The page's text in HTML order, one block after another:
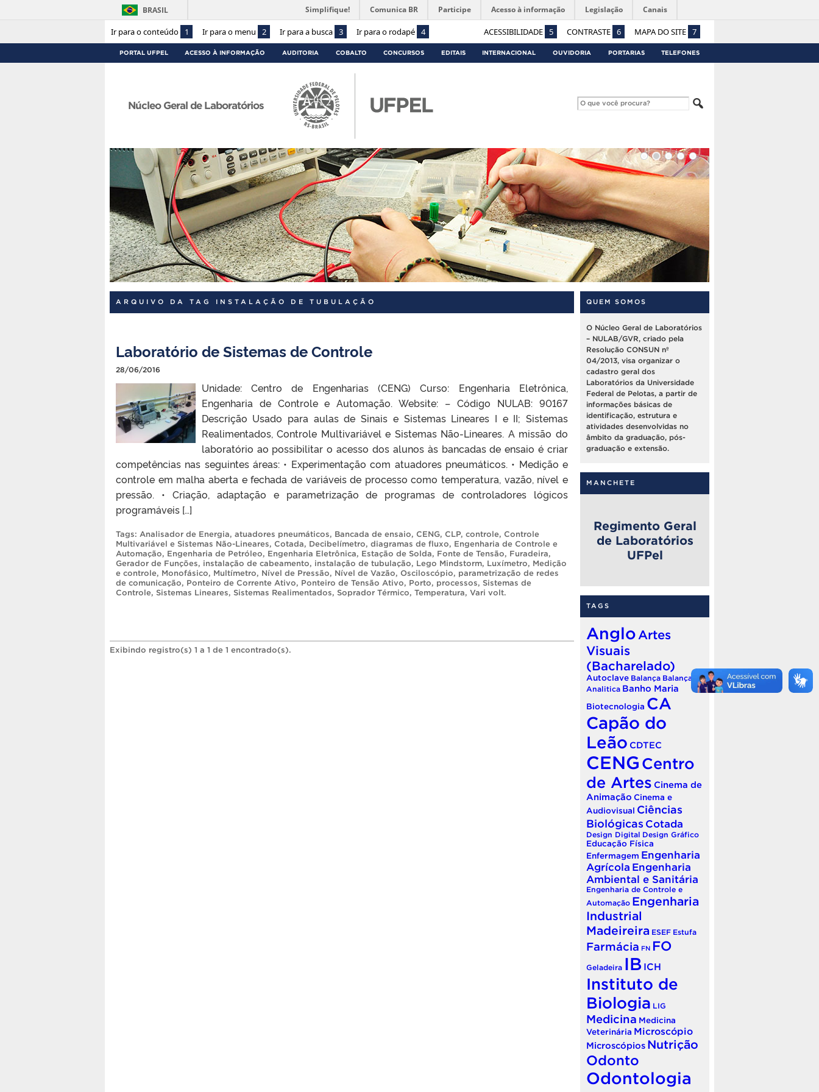
Ir para o conteúdo 1 Ir para o menu 2 Ir para a busca 3 Ir para o rodapé 4 ACESSIBILIDADE 5 CONTRASTE 6 MAPA DO SITE 7
BRASIL Simplifique! Comunica BR Participe Acesso à informação Legislação Canais
PORTAL UFPEL ACESSO À INFORMAÇÃO AUDITORIA COBALTO CONCURSOS EDITAIS INTERNACIONAL OUVIDORIA PORTARIAS TELEFONES
Núcleo Geral de Laboratórios
ARQUIVO DA TAG INSTALAÇÃO DE TUBULAÇÃO
Laboratório de Sistemas de Controle
28/06/2016
Unidade: Centro de Engenharias (CENG) Curso: Engenharia Eletrônica,
Engenharia de Controle e Automação. Website: – Código NULAB: 90167
Descrição Usado para aulas de Sinais e Sistemas Lineares I e II; Sistemas
Realimentados, Controle Multivariável e Sistemas Não-Lineares. A missão do
laboratório ao possibilitar o acesso dos alunos às bancadas de ensaio é criar
competências nas seguintes áreas: • Experimentação com atuadores pneumáticos. • Medição e
controle em malha aberta e fechada de variáveis de processo como temperatura, vazão, nível e
pressão. • Criação, adaptação e parametrização de programas de controladores lógicos
programáveis […]
Tags: Analisador de Energia, atuadores pneumáticos, Bancada de ensaio, CENG, CLP, controle, Controle
Multivariável e Sistemas Não-Lineares, Cotada, Decibelímetro, diagramas de fluxo, Engenharia de Controle e
Automação, Engenharia de Petróleo, Engenharia Eletrônica, Estação de Solda, Fonte de Tensão, Furadeira,
Gerador de Funções, instalação de cabeamento, instalação de tubulação, Lego Mindstorm, Luxímetro, Medição
e controle, Monofásico, Multímetro, Nível de Pressão, Nível de Vazão, Osciloscópio, parametrização de redes
de comunicação, Ponteiro de Corrente Ativo, Ponteiro de Tensão Ativo, Porto, processos, Sistemas de
Controle, Sistemas Lineares, Sistemas Realimentados, Soprador Térmico, Temperatura, Vari volt.
Exibindo registro(s) 1 a 1 de 1 encontrado(s).
QUEM SOMOS
O Núcleo Geral de Laboratórios
– NULAB/GVR, criado pela
Resolução CONSUN nº
04/2013, visa organizar o
cadastro geral dos
Laboratórios da Universidade
Federal de Pelotas, a partir de
informações básicas de
identificação, estrutura e
atividades desenvolvidas no
âmbito da graduação, pós-
graduação e extensão.
MANCHETE
Regimento Geral
de Laboratórios
UFPel
TAGS
Anglo Artes
Visuais
(Bacharelado)
Autoclave Balança Balança
Analitica Banho Maria
Biotecnologia CA
Capão do
Leão CDTEC
CENG Centro
de Artes Cinema de
Animação Cinema e
Audiovisual Ciências
Biológicas Cotada
Design Digital Design Gráfico
Educação Física
Enfermagem Engenharia
Agrícola Engenharia
Ambiental e Sanitária
Engenharia de Controle e
Automação Engenharia
Industrial
Madeireira ESEF Estufa
Farmácia FN FO
Geladeira IB ICH
Instituto de
Biologia LIG
Medicina Medicina
Veterinária Microscópio
Microscópios Nutrição
Odonto
Odontologia